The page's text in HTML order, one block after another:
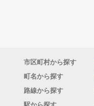
市区町村から探す
町名から探す
路線から探す